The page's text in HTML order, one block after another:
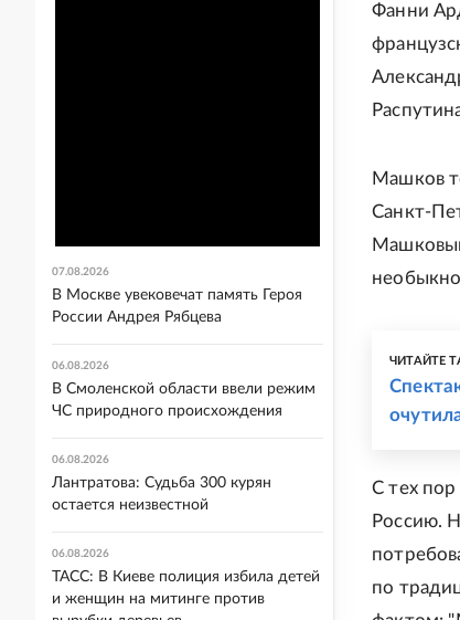
Фанни
Машков
Санкт-
ЧИТАЙТЕ
С тех
Россию.
по
07.08.2026
В Москве увековечат память Героя
России Андрея Рябцева
06.08.2026
В Смоленской области ввели режим
ЧС природного происхождения
06.08.2026
Лантратова: Судьба 300 курян
остается неизвестной
06.08.2026
ТАСС: В Киеве полиция избила детей
и женщин на митинге против